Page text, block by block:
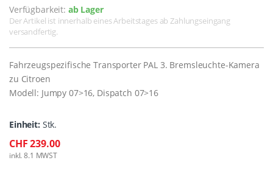
Verfügbarkeit: ab Lager
Der Artikel ist innerhalb eines Arbeitstages ab Zahlungseingang
versandfertig.
Fahrzeugspezifische Transporter PAL 3. Bremsleuchte-Kamera
zu Citroen
Modell: Jumpy 07>16, Dispatch 07>16
Einheit: Stk.
CHF 239.00
inkl. 8.1 MWST